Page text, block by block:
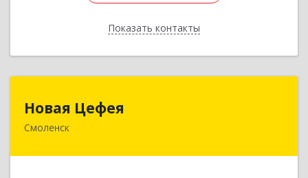
Показать контакты
Назад
Новая Цефея
Смоленск
214018, Смоленская обл, Смоленск г, Раевского